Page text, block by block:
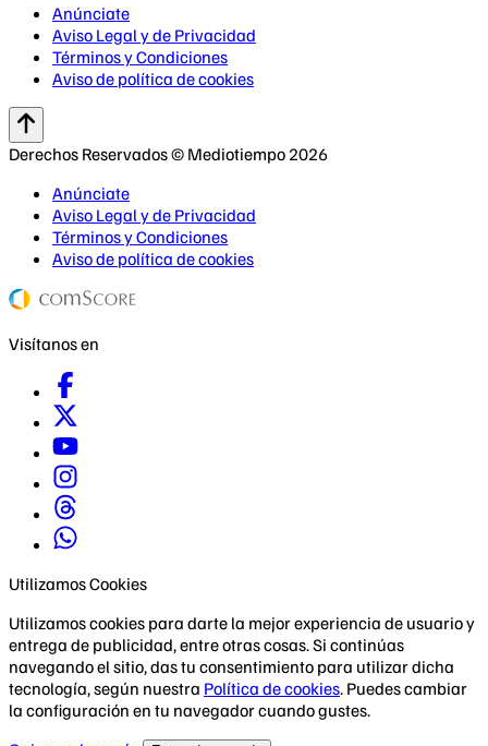
Anúnciate
Aviso Legal y de Privacidad
Términos y Condiciones
Aviso de política de cookies
Derechos Reservados © Mediotiempo 2026
Anúnciate
Aviso Legal y de Privacidad
Términos y Condiciones
Aviso de política de cookies
Visítanos en
Utilizamos Cookies
Utilizamos cookies para darte la mejor experiencia de usuario y
entrega de publicidad, entre otras cosas. Si continúas
navegando el sitio, das tu consentimiento para utilizar dicha
tecnología, según nuestra Política de cookies. Puedes cambiar
la configuración en tu navegador cuando gustes.